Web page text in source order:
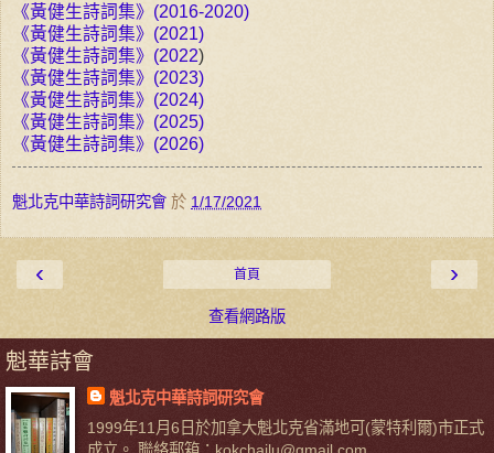
《黃健生詩詞集》(2016-2020)
《黃健生詩詞集》(2021)
《黃健生詩詞集》(2022)
《黃健生詩詞集》(2023)
《黃健生詩詞集》(2024)
《黃健生詩詞集》(2025)
《黃健生詩詞集》(2026)
魁北克中華詩詞研究會 於 1/17/2021
‹ ›
首頁
查看網路版
魁華詩會
魁北克中華詩詞研究會
1999年11月6日於加拿大魁北克省滿地可(蒙特利爾)市正式